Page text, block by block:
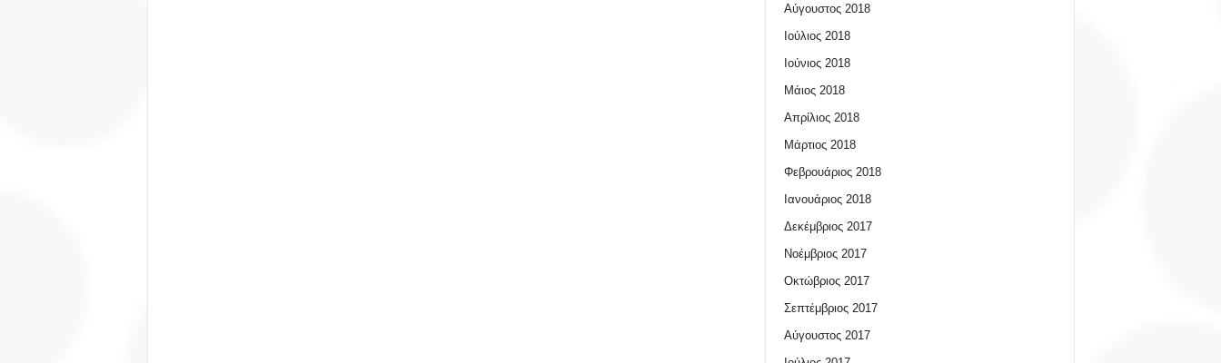
Αύγουστος 2018
Ιούλιος 2018
Ιούνιος 2018
Μάιος 2018
Απρίλιος 2018
Μάρτιος 2018
Φεβρουάριος 2018
Ιανουάριος 2018
Δεκέμβριος 2017
Νοέμβριος 2017
Οκτώβριος 2017
Σεπτέμβριος 2017
Αύγουστος 2017